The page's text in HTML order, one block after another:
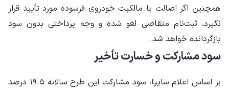
همچنین اگر اصالت یا مالکیت خودروی فرسوده مورد تأیید قرار
نگیرد، ثبت‌نام متقاضی لغو شده و وجه پرداختی بدون سود
بازگردانده خواهد شد.
سود مشارکت و خسارت تأخیر
بر اساس اعلام سایپا، سود مشارکت این طرح سالانه ۱۹.۵ درصد